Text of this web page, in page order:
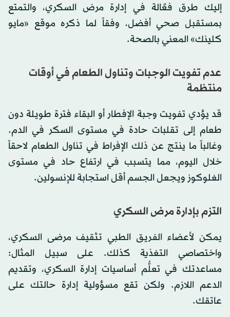
إليك طرق فعَّالة في إدارة مرض السكري، والتمتع
بمستقبل صحي أفضل، وفقاً لما ذكره موقع «مايو
كلينك» المعني بالصحة.
عدم تفويت الوجبات وتناول الطعام في أوقات
منتظمة
قد يؤدي تفويت وجبة الإفطار أو البقاء فترة طويلة دون
طعام إلى تقلبات حادة في مستوى السكر في الدم.
وغالباً ما ينتج عن ذلك الإفراط في تناول الطعام لاحقاً
خلال اليوم، مما يتسبب في ارتفاع حاد في مستوى
الغلوكوز ويجعل الجسم أقل استجابة للإنسولين.
التزم بإدارة مرض السكري
يمكن لأعضاء الفريق الطبي تثقيف مرضى السكري،
واختصاصي التغذية كذلك. على سبيل المثال:
مساعدتك في تعلُّم أساسيات إدارة السكري، وتقديم
الدعم اللازم. ولكن تقع مسؤولية إدارة حالتك على
عاتقك.